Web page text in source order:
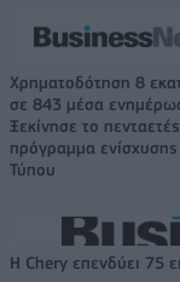
Χρηματοδότηση 8
σε 843 μέσα
Ξεκίνησε το πενταετές
πρόγραμμα ενίσχυσης
Τύπου
Η Chery επενδύει 75